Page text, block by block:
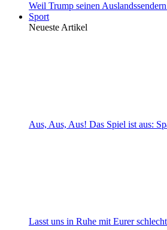
Weil Trump seinen
Sport
Neueste Artikel
Aus, Aus, Aus! Das Spiel ist aus:
Lasst uns in Ruhe mit Eurer